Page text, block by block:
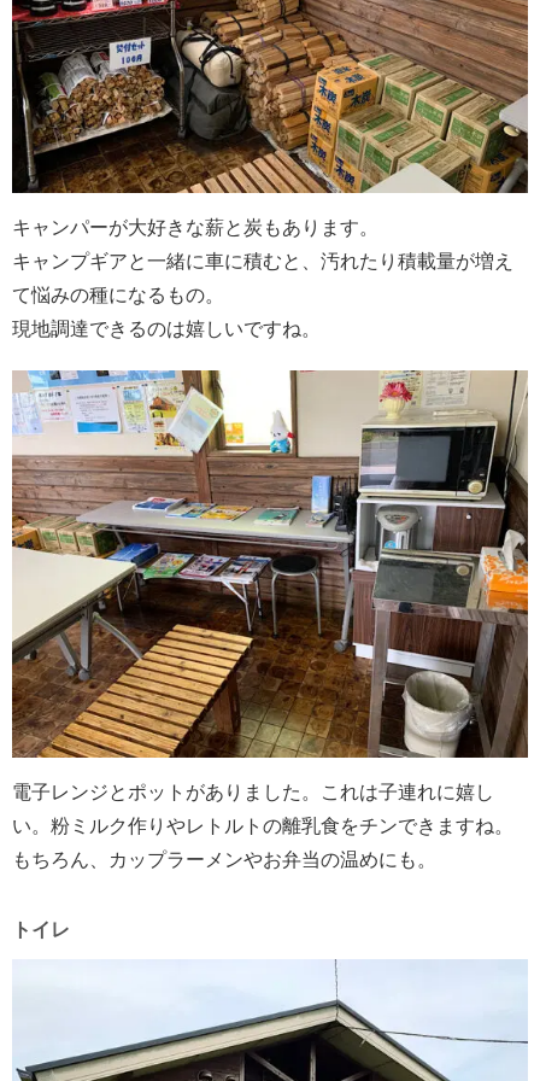
キャンパーが大好きな薪と炭もあります。
キャンプギアと一緒に車に積むと、汚れたり積載量が増え
て悩みの種になるもの。
現地調達できるのは嬉しいですね。
電子レンジとポットがありました。これは子連れに嬉し
い。粉ミルク作りやレトルトの離乳食をチンできますね。
もちろん、カップラーメンやお弁当の温めにも。
トイレ